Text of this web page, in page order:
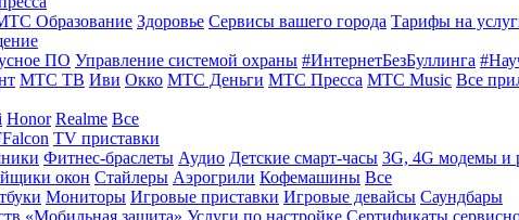
Образование Здоровье Сервисы вашего города Тарифы на
ПО Управление системой охраны #ИнтернетБезБуллинга
МТС ТВ Иви Окко МТС Деньги МТС Пресса МТС Music Все
Honor Realme Все
TV приставки
Фитнес-браслеты Аудио Детские смарт-часы 3G, 4G модемы и
окон Стайлеры Аэрогрили Кофемашины Все
Мониторы Игровые приставки Игровые девайсы Саундбары
«Мобильная защита» Услуги по настройке Сертификаты